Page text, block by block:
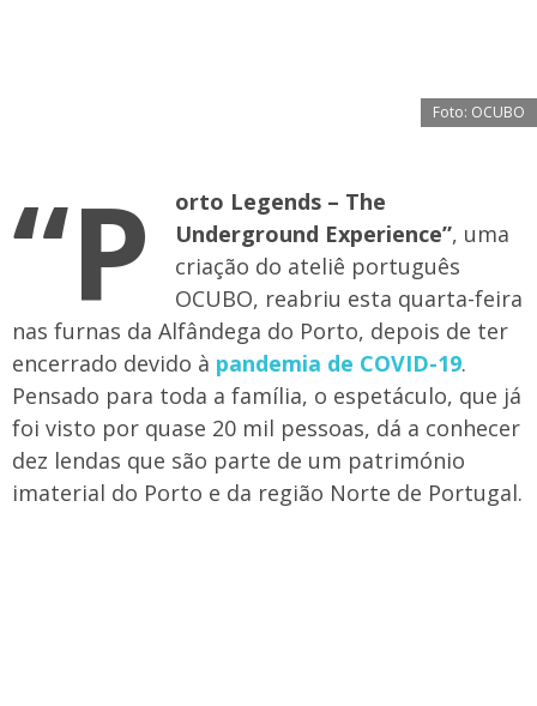
Foto: OCUBO
“P
orto Legends – The
Underground Experience”, uma
criação do ateliê português
OCUBO, reabriu esta quarta-feira
nas furnas da Alfândega do Porto, depois de ter
encerrado devido à pandemia de COVID-19.
Pensado para toda a família, o espetáculo, que já
foi visto por quase 20 mil pessoas, dá a conhecer
dez lendas que são parte de um património
imaterial do Porto e da região Norte de Portugal.